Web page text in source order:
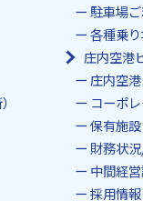
駐車場
各種乗
庄内空港
庄内空
コーポ
保有施
財務状
中間経
採用情報